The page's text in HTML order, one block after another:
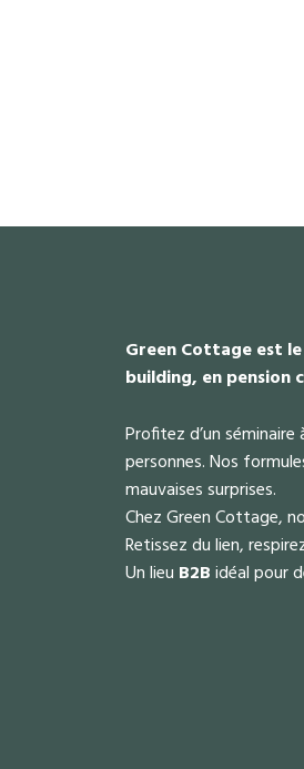
Green Cottage est
building, en pension
Profitez d’un
personnes. Nos
mauvaises surprises.
Chez Green Cottage,
Retissez du lien,
Un lieu B2Bidéal pour